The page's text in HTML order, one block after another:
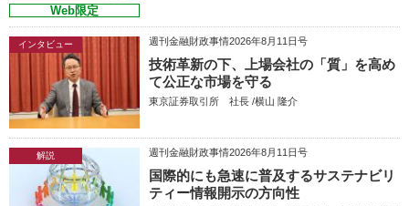
Web限定
インタビュー 週刊金融財政事情2026年8月11日号
技術革新の下、上場会社の「質」を高め
て公正な市場を守る
東京証券取引所 社長 /横山 隆介
解説 週刊金融財政事情2026年8月11日号
国際的にも急速に普及するサステナビリ
ティー情報開示の方向性